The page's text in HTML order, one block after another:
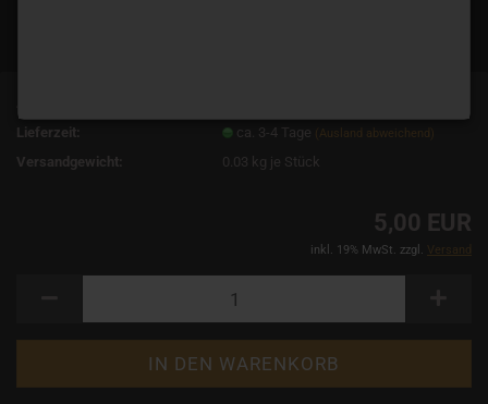
Lieferzeit:
ca. 3-4 Tage (Ausland abweichend)
Versandgewicht: 0.03 kg je Stück
5,00 EUR
inkl. 19% MwSt. zzgl. Versand